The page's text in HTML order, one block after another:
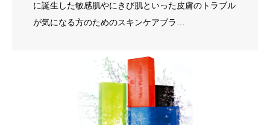
に誕生した敏感肌やにきび肌といった皮膚のトラブル
が気になる方のためのスキンケアブラ…